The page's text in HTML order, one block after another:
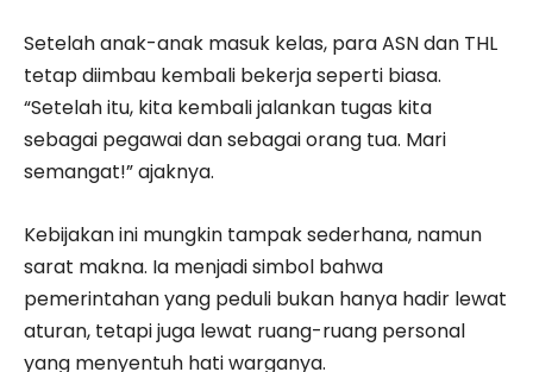
Setelah anak-anak masuk kelas, para ASN dan THL
tetap diimbau kembali bekerja seperti biasa.
“Setelah itu, kita kembali jalankan tugas kita
sebagai pegawai dan sebagai orang tua. Mari
semangat!” ajaknya.
Kebijakan ini mungkin tampak sederhana, namun
sarat makna. Ia menjadi simbol bahwa
pemerintahan yang peduli bukan hanya hadir lewat
aturan, tetapi juga lewat ruang-ruang personal
yang menyentuh hati warganya.